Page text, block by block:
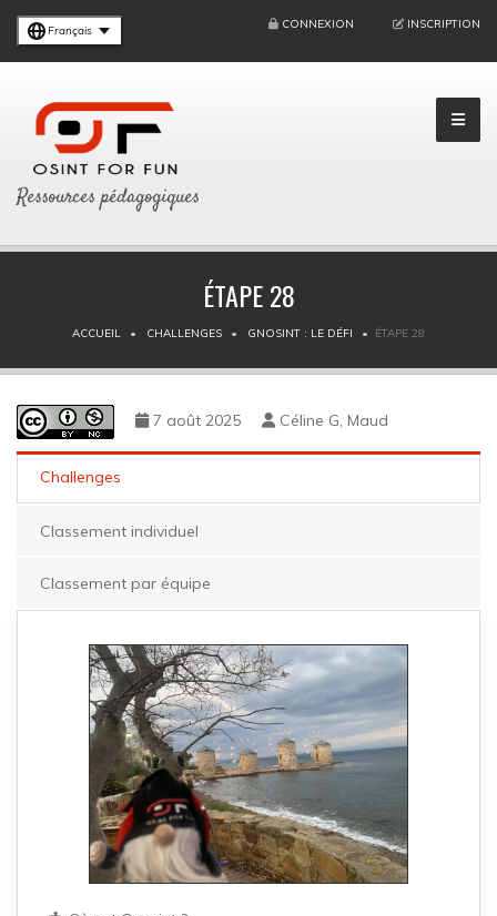
Français CONNEXION INSCRIPTION
Ressources pédagogiques
ÉTAPE 28
ACCUEIL CHALLENGES GNOSINT : LE DÉFI ÉTAPE 28
7 août 2025 Céline G, Maud
Challenges
Classement individuel
Classement par équipe